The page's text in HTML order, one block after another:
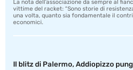
La nota dell’associazione da sempre al
vittime del racket: “Sono storie di
una volta, quanto sia fondamentale il
economici.
Il blitz di Palermo, Addiopizzo